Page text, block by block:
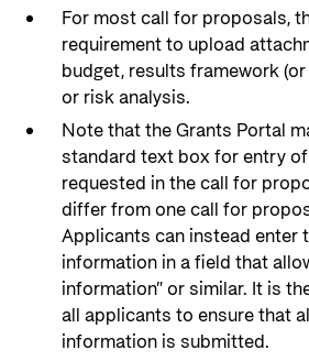
For most call for proposals,
requirement to upload
budget, results framework
or risk analysis.
Note that the Grants Portal
standard text box for entry
requested in the call for
differ from one call for
Applicants can instead enter
information in a field that
information” or similar. It is
all applicants to ensure that
information is submitted.